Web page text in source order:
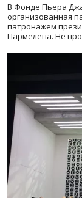
В Фонде Пьера
организованная
патронажем
Пармелена. Не